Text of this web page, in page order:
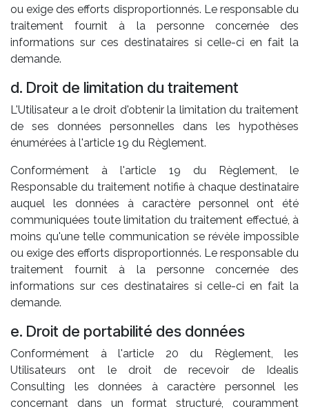
ou exige des efforts disproportionnés. Le responsable du
traitement fournit à la personne concernée des
informations sur ces destinataires si celle-ci en fait la
demande.
d. Droit de limitation du traitement
L'Utilisateur a le droit d'obtenir la limitation du traitement
de ses données personnelles dans les hypothèses
énumérées à l'article 19 du Règlement.
Conformément à l'article 19 du Règlement, le
Responsable du traitement notifie à chaque destinataire
auquel les données à caractère personnel ont été
communiquées toute limitation du traitement effectué, à
moins qu'une telle communication se révèle impossible
ou exige des efforts disproportionnés. Le responsable du
traitement fournit à la personne concernée des
informations sur ces destinataires si celle-ci en fait la
demande.
e. Droit de portabilité des données
Conformément à l'article 20 du Règlement, les
Utilisateurs ont le droit de recevoir de Idealis
Consulting les données à caractère personnel les
concernant dans un format structuré, couramment